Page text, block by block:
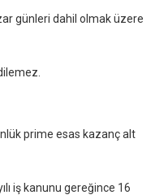
günleri dahil olmak üzere
prime esas kazanç alt
iş kanunu gereğince 16